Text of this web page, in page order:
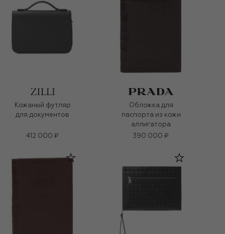
Кожаный футляр
для документов
412 000 ₽
Обложка для
паспорта из кожи
аллигатора
390 000 ₽